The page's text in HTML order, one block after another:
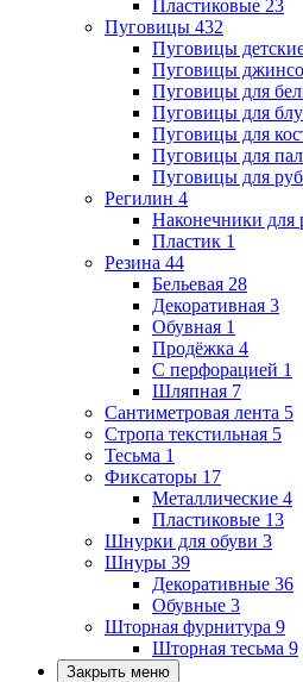
Пластиковые 23
Пуговицы 432
Пуговицы
Пуговицы
Пуговицы для
Пуговицы для
Пуговицы для
Пуговицы для
Пуговицы для
Регилин 4
Наконечники для
Пластик 1
Резина 44
Бельевая 28
Декоративная 3
Обувная 1
Продёжка 4
С перфорацией 1
Шляпная 7
Сантиметровая лента 5
Стропа текстильная 5
Тесьма 1
Фиксаторы 17
Металлические 4
Пластиковые 13
Шнурки для обуви 3
Шнуры 39
Декоративные 36
Обувные 3
Шторная фурнитура 9
Шторная тесьма 9
Закрыть меню